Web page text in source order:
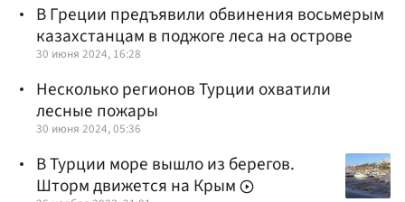
В Греции предъявили обвинения восьмерым
казахстанцам в поджоге леса на острове
30 июня 2024, 16:28
Несколько регионов Турции охватили
лесные пожары
30 июня 2024, 05:36
В Турции море вышло из берегов.
Шторм движется на Крым